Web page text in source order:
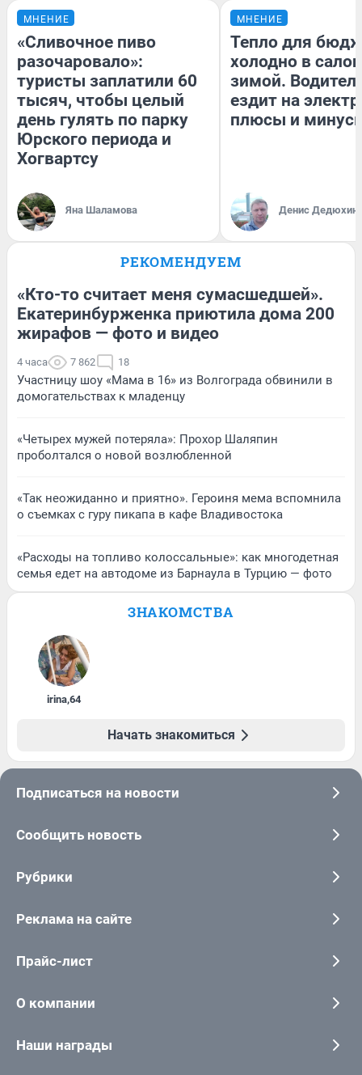
МНЕНИЕ
«Сливочное пиво
разочаровало»:
туристы заплатили 60
тысяч, чтобы целый
день гулять по парку
Юрского периода и
Хогвартсу
Яна Шаламова
МНЕНИЕ
Тепло для
холодно в
зимой.
ездит на
плюсы и
Денис Дедюхин
РЕКОМЕНДУЕМ
«Кто-то считает меня сумасшедшей».
Екатеринбурженка приютила дома 200
жирафов — фото и видео
4 часа 7 862 18
Участницу шоу «Мама в 16» из Волгограда обвинили в
домогательствах к младенцу
«Четырех мужей потеряла»: Прохор Шаляпин
проболтался о новой возлюбленной
«Так неожиданно и приятно». Героиня мема вспомнила
о съемках с гуру пикапа в кафе Владивостока
«Расходы на топливо колоссальные»: как многодетная
семья едет на автодоме из Барнаула в Турцию — фото
ЗНАКОМСТВА
irina,64
Начать знакомиться
Подписаться на новости
Сообщить новость
Рубрики
Реклама на сайте
Прайс-лист
О компании
Наши награды